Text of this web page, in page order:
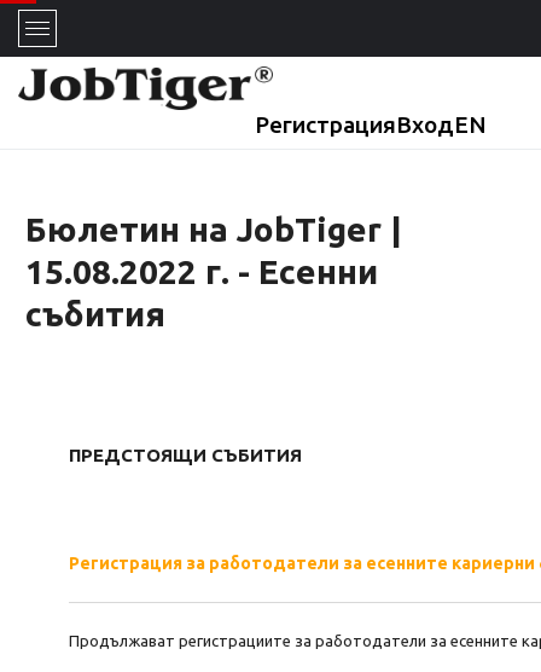
РегистрацияВходEN
Бюлетин на JobTiger |
15.08.2022 г. - Есенни
събития
ПРЕДСТОЯЩИ СЪБИТИЯ
Регистрация за работодатели за есенните
Продължават регистрациите за работодатели за есенните